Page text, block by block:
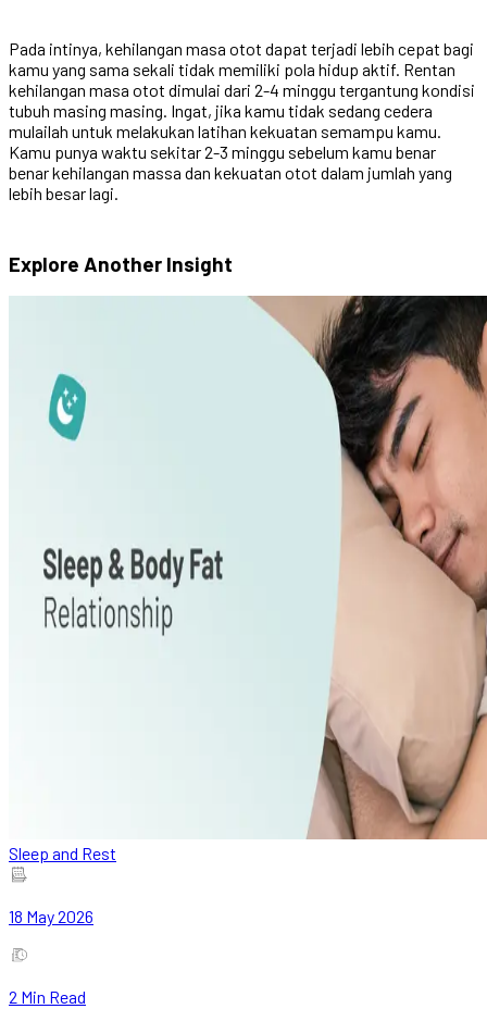
Pada intinya, kehilangan masa otot dapat terjadi lebih cepat bagi
kamu yang sama sekali tidak memiliki pola hidup aktif. Rentan
kehilangan masa otot dimulai dari 2-4 minggu tergantung kondisi
tubuh masing masing. Ingat, jika kamu tidak sedang cedera
mulailah untuk melakukan latihan kekuatan semampu kamu.
Kamu punya waktu sekitar 2-3 minggu sebelum kamu benar
benar kehilangan massa dan kekuatan otot dalam jumlah yang
lebih besar lagi.
Explore Another Insight
Sleep and Rest
18 May 2026
2 Min Read